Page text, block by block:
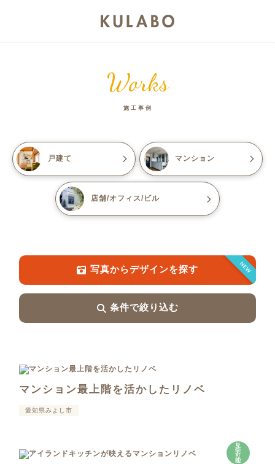
Works
施工事例
戸建て マンション
店舗/オフィス/ビル
NEW
写真からデザインを探す
条件で絞り込む
マンション最上階を活かしたリノベ
愛知県みよし市
見
学
可
能